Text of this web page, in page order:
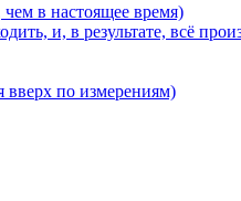
в настоящее время)
и, в результате, всё
вверх по измерениям)